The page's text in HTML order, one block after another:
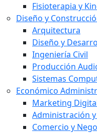
Fisioterapia y
Diseño y
Arquitectura
Diseño y
Ingeniería Civil
Producción
Sistemas
Económico
Marketing
Administración
Comercio y